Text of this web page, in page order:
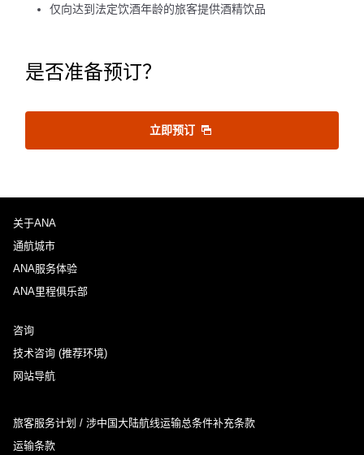
仅向达到法定饮酒年龄的旅客提供酒精饮品
是否准备预订？
立即预订
关于ANA
通航城市
ANA服务体验
ANA里程俱乐部
咨询
技术咨询 (推荐环境)
网站导航
旅客服务计划 / 涉中国大陆航线运输总条件补充条款
运输条款